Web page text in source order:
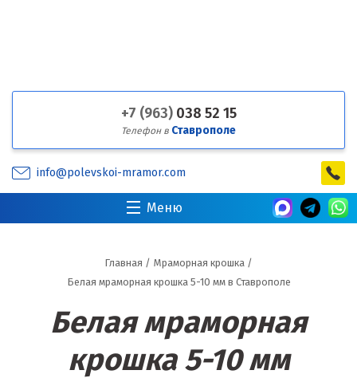
+7 (963) 038 52 15
Телефон в Ставрополе
info@polevskoi-mramor.com
Меню
Главная / Мраморная крошка /
Белая мраморная крошка 5-10 мм в Ставрополе
Белая мраморная
крошка 5-10 мм